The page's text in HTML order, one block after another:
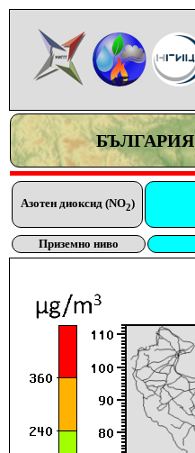
БЪЛГАРИЯ
Азотен диоксид (NO2)
Приземно ниво